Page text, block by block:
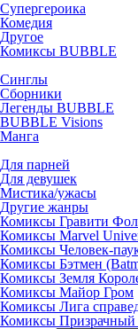
Супергероика
Комедия
Другое
Комиксы BUBBLE
Синглы
Сборники
Легенды BUBBLE
BUBBLE Visions
Манга
Для парней
Для девушек
Мистика/ужасы
Другие жанры
Комиксы Гравити
Комиксы Marvel
Комиксы Человек-
Комиксы Бэтмен
Комиксы Земля
Комиксы Майор Гром
Комиксы Лига
Комиксы Призрачный